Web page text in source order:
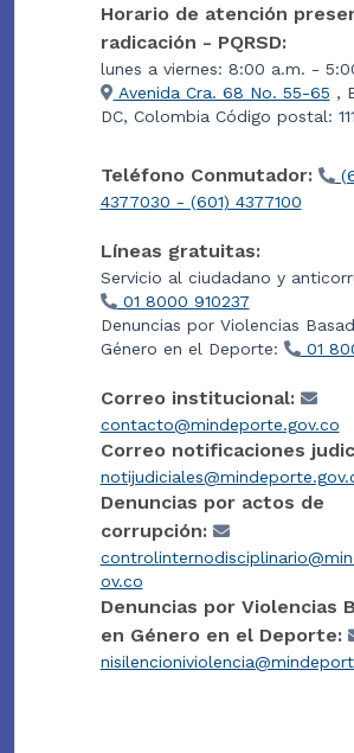
Horario de atención
radicación - PQRSD:
lunes a viernes: 8:00 a.m. -
Avenida Cra. 68 No. 55-65 ,
DC, Colombia Código postal:
Teléfono Conmutador:
4377030 - (601) 4377100
Líneas gratuitas:
Servicio al ciudadano y
01 8000 910237
Denuncias por Violencias
Género en el Deporte:
01
Correo institucional:
contacto@mindeporte.gov.co
Correo notificaciones
Denuncias por actos de
corrupción:
ov.co
Denuncias por Violencias
en Género en el Deporte: